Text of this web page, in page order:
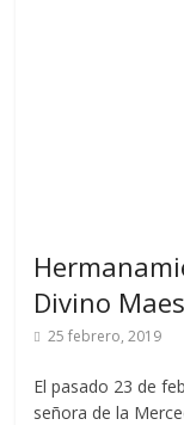
Divino
25 febrero, 2019
El pasado 23 de
señora de la